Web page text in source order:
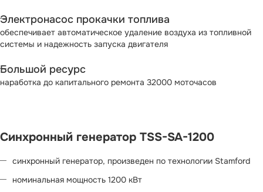
Электронасос прокачки топлива
обеспечивает автоматическое удаление воздуха из топливной
системы и надежность запуска двигателя
Большой ресурс
наработка до капитального ремонта 32000 моточасов
Синхронный генератор TSS-SA-1200
синхронный генератор, произведен по технологии Stamford
номинальная мощность 1200 кВт